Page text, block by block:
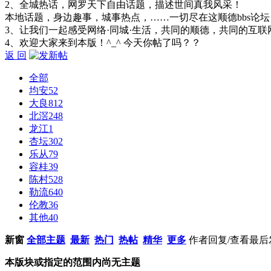
2、全城热话，网罗天下自由话题，描述世间真我风采！
本地话题，身边趣事，城事热点，……一切尽在这顺德bbs论坛
3、让我们一起感受网络·同城·生活，共同的顺德，共同的互联
4、欢迎大家来到本版！^_^ 今天你帖了吗？？
返 回
全部
均安52
大良812
北滘248
龙江1
杏坛302
乐从79
容桂39
陈村528
勒流640
伦教36
其他40
新窗 全部主题 最新 热门 热帖 精华 更多 作者回复/查看最后
本版块或指定的范围内尚无主题